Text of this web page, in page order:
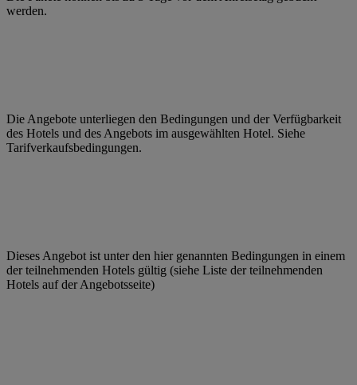
werden.
Die Angebote unterliegen den Bedingungen und der Verfügbarkeit
des Hotels und des Angebots im ausgewählten Hotel. Siehe
Tarifverkaufsbedingungen.
Dieses Angebot ist unter den hier genannten Bedingungen in einem
der teilnehmenden Hotels gültig (siehe Liste der teilnehmenden
Hotels auf der Angebotsseite)